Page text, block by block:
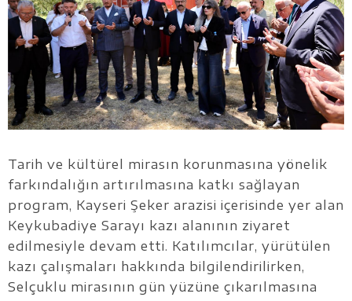
Tarih ve kültürel mirasın korunmasına yönelik
farkındalığın artırılmasına katkı sağlayan
program, Kayseri Şeker arazisi içerisinde yer alan
Keykubadiye Sarayı kazı alanının ziyaret
edilmesiyle devam etti. Katılımcılar, yürütülen
kazı çalışmaları hakkında bilgilendirilirken,
Selçuklu mirasının gün yüzüne çıkarılmasına